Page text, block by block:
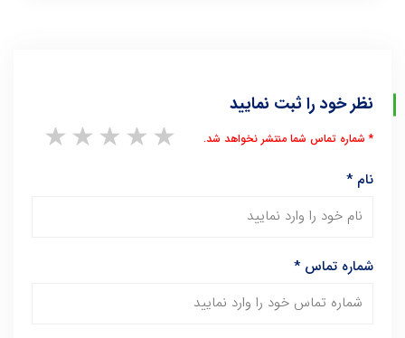
نظر خود را ثبت نمایید
5 stars
4 stars
3 stars
2 stars * شماره تماس شما منتشر نخواهد شد.
نام*
شماره تماس*